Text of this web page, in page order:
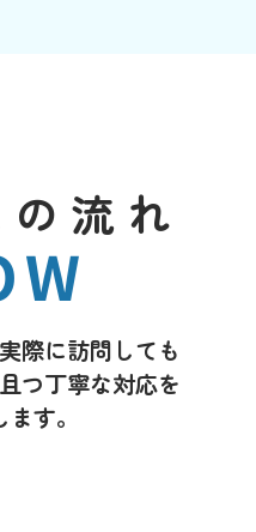
流れ
際に訪問しても
つ丁寧な対応を
す。